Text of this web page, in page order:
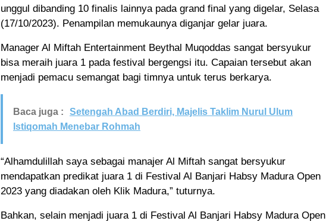
unggul dibanding 10 finalis lainnya pada grand final yang digelar, Selasa
(17/10/2023). Penampilan memukaunya diganjar gelar juara.
Manager Al Miftah Entertainment Beythal Muqoddas sangat bersyukur
bisa meraih juara 1 pada festival bergengsi itu. Capaian tersebut akan
menjadi pemacu semangat bagi timnya untuk terus berkarya.
Baca juga :
Setengah Abad Berdiri, Majelis Taklim Nurul Ulum
Istiqomah Menebar Rohmah
“Alhamdulillah saya sebagai manajer Al Miftah sangat bersyukur
mendapatkan predikat juara 1 di Festival Al Banjari Habsy Madura Open
2023 yang diadakan oleh Klik Madura,” tuturnya.
Bahkan, selain menjadi juara 1 di Festival Al Banjari Habsy Madura Open